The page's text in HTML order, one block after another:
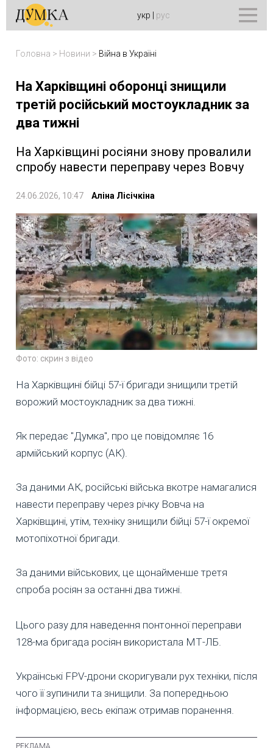
укр рус
Головна > Новини > Війна в Україні
На Харківщині оборонці знищили
третій російський мостоукладник за
два тижні
На Харківщині росіяни знову провалили
спробу навести переправу через Вовчу
24.06.2026, 10:47 Аліна Лісічкіна
Фото: скрин з відео
На Харківщині бійці 57-ї бригади знищили третій
ворожий мостоукладник за два тижні.
Як передає "Думка", про це повідомляє 16
армійський корпус (АК).
За даними АК, російські війська вкотре намагалися
навести переправу через річку Вовча на
Харківщині, утім, техніку знищили бійці 57-ї окремої
мотопіхотної бригади.
За даними військових, це щонайменше третя
спроба росіян за останні два тижні.
Цього разу для наведення понтонної переправи
128-ма бригада росіян використала МТ-ЛБ.
Українські FPV-дрони скоригували рух техніки, після
чого її зупинили та знищили. За попередньою
інформацією, весь екіпаж отримав поранення.